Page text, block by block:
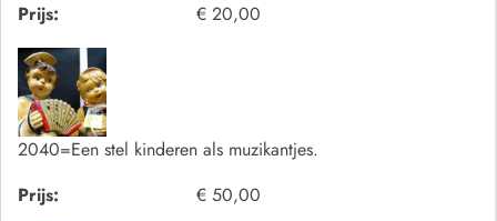
Prijs:
€ 20,00
2040=Een stel kinderen als muzikantjes.
Prijs:
€ 50,00